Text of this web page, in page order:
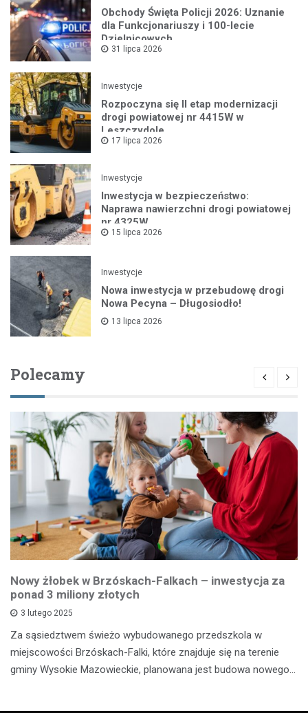
Obchody Święta Policji 2026: Uznanie
dla Funkcjonariuszy i 100-lecie
Dzielnicowych
31 lipca 2026
Inwestycje
Rozpoczyna się II etap modernizacji
drogi powiatowej nr 4415W w
Leszczydole
17 lipca 2026
Inwestycje
Inwestycja w bezpieczeństwo:
Naprawa nawierzchni drogi powiatowej
nr 4325W
15 lipca 2026
Inwestycje
Nowa inwestycja w przebudowę drogi
Nowa Pecyna – Długosiodło!
13 lipca 2026
Polecamy
Nowy żłobek w Brzóskach-Falkach – inwestycja za
ponad 3 miliony złotych
3 lutego 2025
Za sąsiedztwem świeżo wybudowanego przedszkola w
miejscowości Brzóskach-Falki, które znajduje się na terenie
gminy Wysokie Mazowieckie, planowana jest budowa nowego…